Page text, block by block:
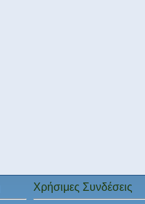
Χρήσιμες Συνδέσεις